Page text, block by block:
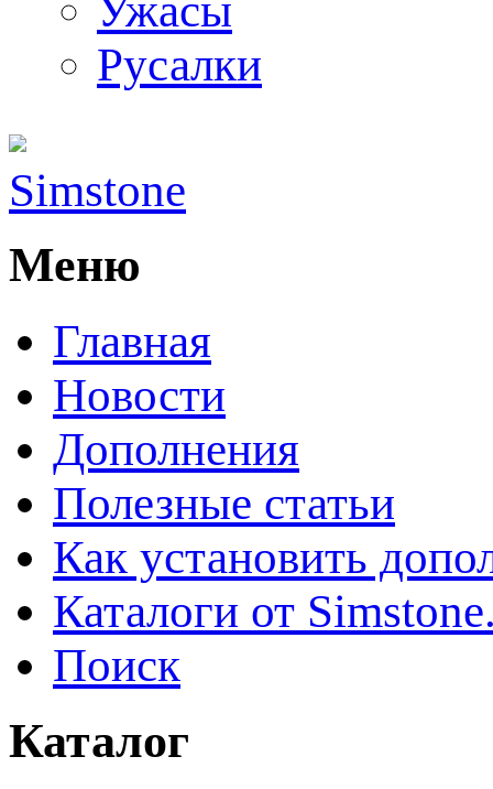
Русалки
Simstone
Меню
Главная
Новости
Дополнения
Полезные статьи
Как установить
Каталоги от
Поиск
Каталог